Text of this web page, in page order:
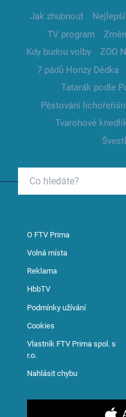
Jak zhubnout
TV program
Kdy budou volby
ZOO
7 pádů Honzy Dědka
Tatarák podle
Pěstování
Tvarohové
O FTV Prima
Volná místa
Reklama
HbbTV
Podmínky užívání
Cookies
Vlastník FTV Prima spol. s
r.o.
Nahlásit chybu